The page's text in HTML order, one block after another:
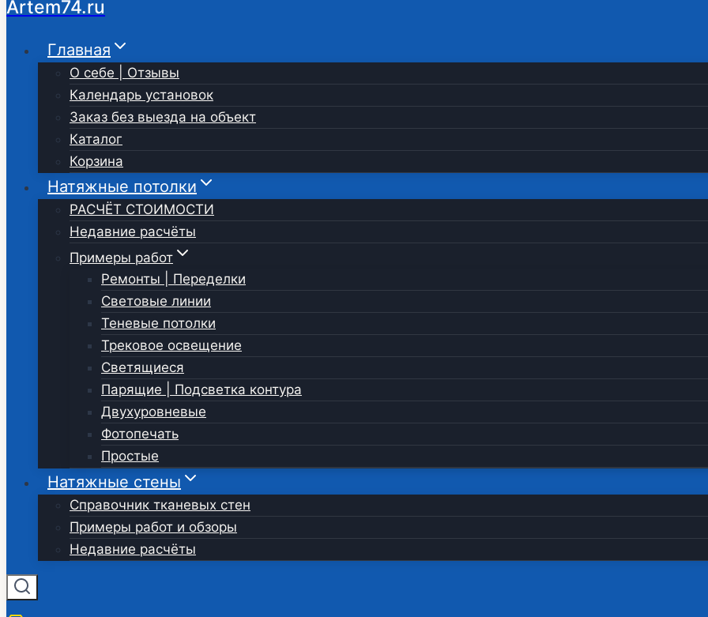
Artem74.ru
Главная
О себе | Отзывы
Календарь установок
Заказ без выезда на объект
Каталог
Корзина
Натяжные потолки
РАСЧЁТ СТОИМОСТИ
Недавние расчёты
Примеры работ
Ремонты | Переделки
Световые линии
Теневые потолки
Трековое освещение
Светящиеся
Парящие | Подсветка контура
Двухуровневые
Фотопечать
Простые
Натяжные стены
Справочник тканевых стен
Примеры работ и обзоры
Недавние расчёты